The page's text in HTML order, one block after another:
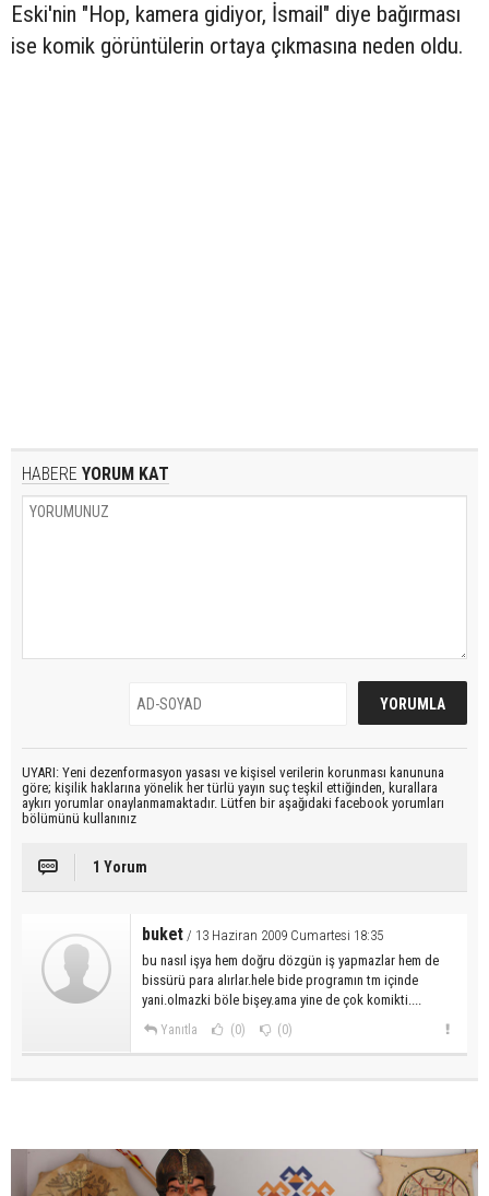
Eski'nin "Hop, kamera gidiyor, İsmail" diye bağırması
ise komik görüntülerin ortaya çıkmasına neden oldu.
HABERE YORUM KAT
UYARI: Yeni dezenformasyon yasası ve kişisel verilerin korunması kanununa
göre; kişilik haklarına yönelik her türlü yayın suç teşkil ettiğinden, kurallara
aykırı yorumlar onaylanmamaktadır. Lütfen bir aşağıdaki facebook yorumları
bölümünü kullanınız
1 Yorum
buket / 13 Haziran 2009 Cumartesi 18:35
bu nasıl işya hem doğru dözgün iş yapmazlar hem de
bissürü para alırlar.hele bide programın tm içinde
yani.olmazki böle bişey.ama yine de çok komikti....
Yanıtla (0) (0)